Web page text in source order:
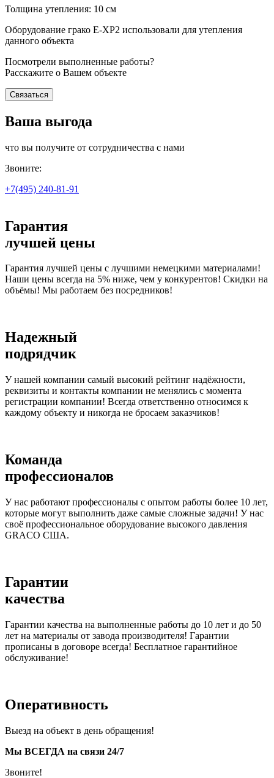
Толщина утепления: 10 см
Оборудование грако Е-ХР2 использовали для утепления
данного объекта
Посмотрели выполненные работы?
Расскажите о Вашем объекте
Связаться
Ваша выгода
что вы получите от сотрудничества с нами
Звоните:
+7(495) 240-81-91
Гарантия
лучшей цены
Гарантия лучшей цены с лучшими немецкими материалами!
Наши цены всегда на 5% ниже, чем у конкурентов! Скидки на
объёмы! Мы работаем без посредников!
Надежный
подрядчик
У нашей компании самый высокий рейтинг надёжности,
реквизиты и контакты компании не менялись с момента
регистрации компании! Всегда ответственно относимся к
каждому объекту и никогда не бросаем заказчиков!
Команда
профессионалов
У нас работают профессионалы с опытом работы более 10 лет,
которые могут выполнить даже самые сложные задачи! У нас
своё профессиональное оборудование высокого давления
GRACO США.
Гарантии
качества
Гарантии качества на выполненные работы до 10 лет и до 50
лет на материалы от завода производителя! Гарантии
прописаны в договоре всегда! Бесплатное гарантийное
обслуживание!
Оперативность
Выезд на объект в день обращения!
Мы ВСЕГДА на связи 24/7
Звоните!